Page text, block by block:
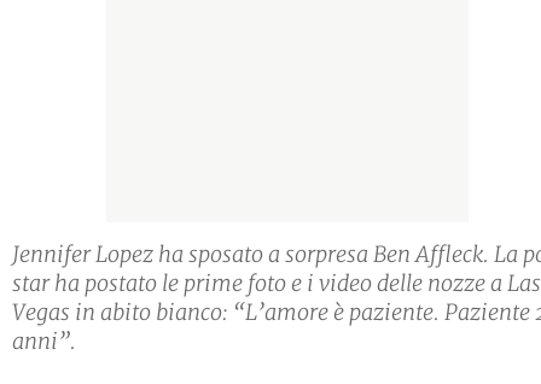
Jennifer Lopez ha sposato a sorpresa Ben Affleck. La
star ha postato le prime foto e i video delle nozze a Las
Vegas in abito bianco: “L’amore è paziente. Paziente
anni”.